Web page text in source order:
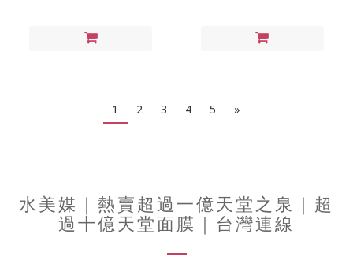
1 2 3 4 5 »
水美媒｜熱賣超過一億天堂之泉｜超
過十億天堂面膜｜台灣連線